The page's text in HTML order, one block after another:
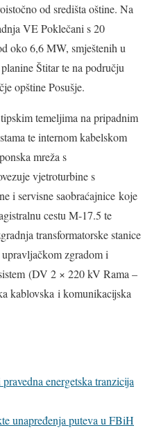
od središta oštine. Na
VE Poklečani s 20
oko 6,6 MW, smještenih u
Štitar te na području
opštine Posušje.
temeljima na pripadnim
te internom kabelskom
mreža s
vjetroturbine s
i servisne saobraćajnice koje
cestu M-17.5 te
transformatorske stanice
zgradom i
(DV 2 × 220 kV Rama –
kablovska i komunikacijska
energetska tranzicija
unapređenja puteva u FBiH